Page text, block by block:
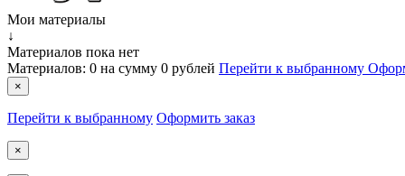
Мои материалы
↓
Материалов пока нет
Материалов: 0 на сумму 0 рублей Перейти к выбранному
×
Перейти к выбранному Оформить заказ
×